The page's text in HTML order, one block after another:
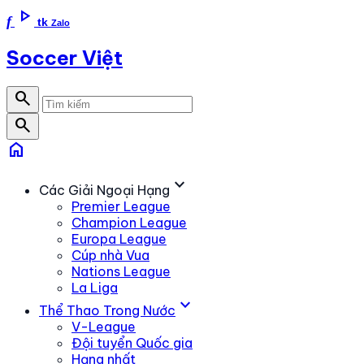
f play_arrow tk Zalo
Soccer Việt
search
search
home
Các Giải Ngoại Hạng expand_more
Premier League
Champion League
Europa League
Cúp nhà Vua
Nations League
La Liga
Thể Thao Trong Nước expand_more
V-League
Đội tuyển Quốc gia
Hạng nhất